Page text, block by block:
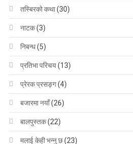
तस्बिरको कथा(30)
नाटक(3)
निबन्ध(5)
प्रतिभा परिचय(13)
प्रेरक प्रसङ्ग(4)
बजारमा नयाँ(26)
बालपुस्तक(22)
मलाई केही भन्नु छ(23)